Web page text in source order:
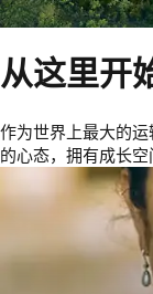
从这里开
作为世界上最大的
的心态，拥有成长空